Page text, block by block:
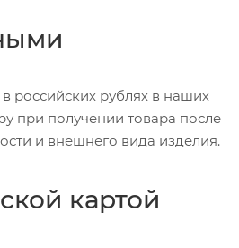
российских рублях в наших
при получении товара после
и внешнего вида изделия.
картой